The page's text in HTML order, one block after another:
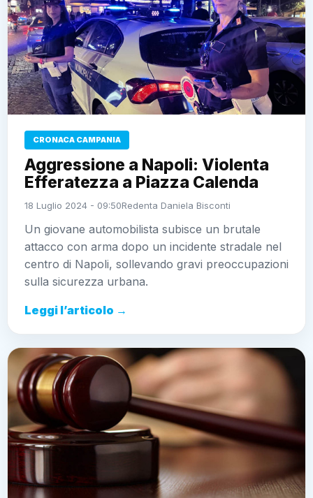
CRONACA CAMPANIA
Aggressione a Napoli: Violenta
Efferatezza a Piazza Calenda
18 Luglio 2024 - 09:50Redenta Daniela Bisconti
Un giovane automobilista subisce un brutale
attacco con arma dopo un incidente stradale nel
centro di Napoli, sollevando gravi preoccupazioni
sulla sicurezza urbana.
Leggi l’articolo →